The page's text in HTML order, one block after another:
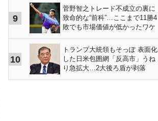
9
菅野智之トレード不成立の裏に
致命的な“前科”…ここまで11勝4
敗でも市場価値が低かったワケ
10
トランプ大統領もそっぽ 表面化
した日米包囲網「反高市」うね
り急拡大…2大後ろ盾が剥落